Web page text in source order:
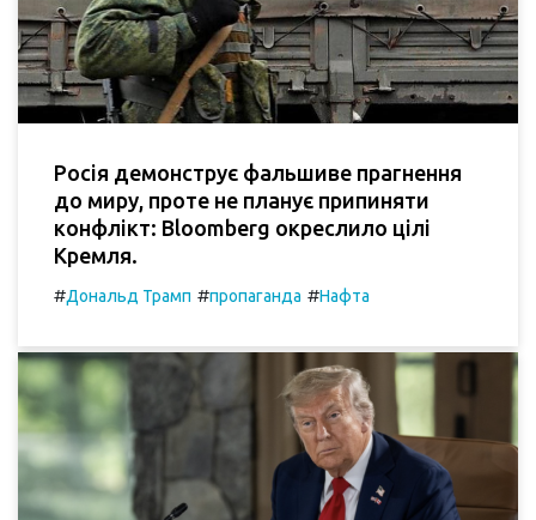
Росія демонструє фальшиве прагнення
до миру, проте не планує припиняти
конфлікт: Bloomberg окреслило цілі
Кремля.
#Дональд Трамп #пропаганда #Нафта